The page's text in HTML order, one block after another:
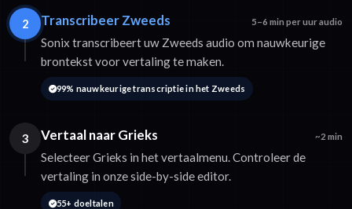
2 Transcribeer Zweeds 5–6 min per uur audio
Sonix transcribeert uw Zweeds audio om nauwkeurige
brontekst voor vertaling te maken.
99% nauwkeurige transcriptie in het Zweeds
3 Vertaal naar Grieks ~2 min
Selecteer Grieks in het vertaalmenu. Controleer de
vertaling in onze side-by-side editor.
55+ doeltalen